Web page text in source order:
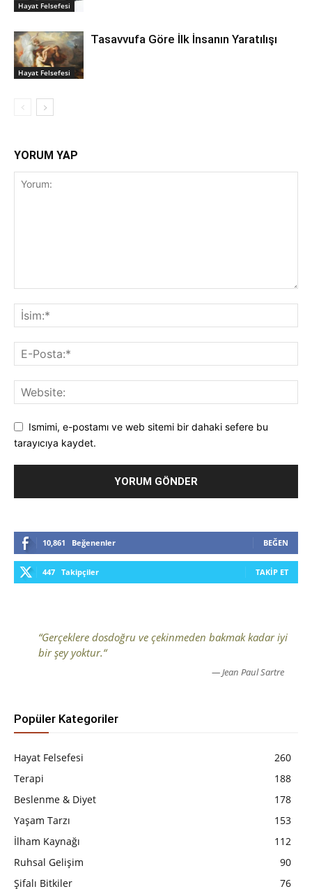
Hayat Felsefesi
Hayat Felsefesi
Tasavvufa Göre İlk İnsanın Yaratılışı
YORUM YAP
Ismimi, e-postamı ve web sitemi bir dahaki sefere bu
tarayıcıya kaydet.
10,861 Beğenenler BEĞEN
447 Takipçiler TAKIP ET
“Gerçeklere dosdoğru ve çekinmeden bakmak kadar iyi
bir şey yoktur.“
— Jean Paul Sartre
Popüler Kategoriler
Hayat Felsefesi
260
Terapi
188
Beslenme & Diyet
178
Yaşam Tarzı
153
İlham Kaynağı
112
Ruhsal Gelişim
90
Şifalı Bitkiler
76